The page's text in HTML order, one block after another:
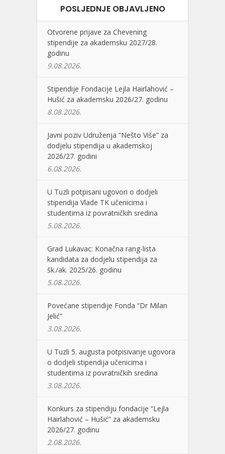
POSLJEDNJE OBJAVLJENO
Otvorene prijave za Chevening
stipendije za akademsku 2027/28.
godinu
9.08.2026.
Stipendije Fondacije Lejla Hairlahović –
Hušić za akademsku 2026/27. godinu
8.08.2026.
Javni poziv Udruženja “Nešto Više” za
dodjelu stipendija u akademskoj
2026/27. godini
6.08.2026.
U Tuzli potpisani ugovori o dodjeli
stipendija Vlade TK učenicima i
studentima iz povratničkih sredina
5.08.2026.
Grad Lukavac: Konačna rang-lista
kandidata za dodjelu stipendija za
šk./ak. 2025/26. godinu
5.08.2026.
Povećane stipendije Fonda “Dr Milan
Jelić”
3.08.2026.
U Tuzli 5. augusta potpisivanje ugovora
o dodjeli stipendija učenicima i
studentima iz povratničkih sredina
3.08.2026.
Konkurs za stipendiju fondacije “Lejla
Hairlahović – Hušić” za akademsku
2026/27. godinu
2.08.2026.